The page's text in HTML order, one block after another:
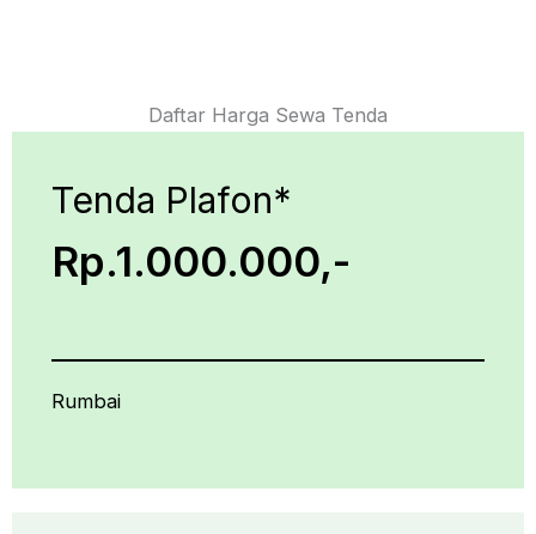
Daftar Harga Sewa Tenda
Tenda Plafon*
Rp.1.000.000,-
Rumbai